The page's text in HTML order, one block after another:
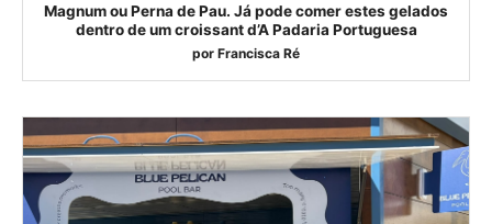
Magnum ou Perna de Pau. Já pode comer estes gelados
dentro de um croissant d’A Padaria Portuguesa
por Francisca Ré